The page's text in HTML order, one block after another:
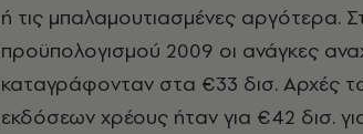
ή τις μπαλαμουτιασμένες αργότερα.
προϋπολογισμού 2009 οι ανάγκες
καταγράφονταν στα €33 δισ. Αρχές
εκδόσεων χρέους ήταν για €42 δισ.